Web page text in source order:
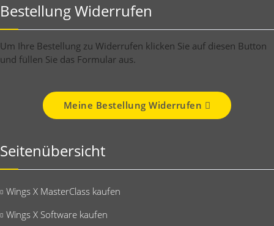
Bestellung Widerrufen
Um Ihre Bestellung zu Widerrufen klicken Sie auf diesen Button
und füllen Sie das Formular aus.
Meine Bestellung Widerrufen
Seitenübersicht
Wings X MasterClass kaufen
Wings X Software kaufen